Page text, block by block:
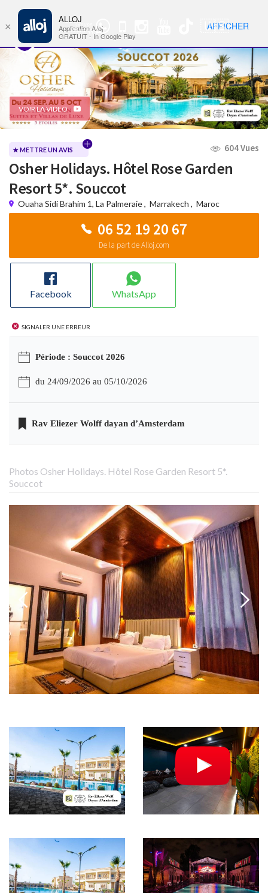
Groupe
WhatsApp
🇺🇸 Nav
VOIR LA VIDEO
★ METTRE UN AVIS 604 Vues
Osher Holidays. Hôtel Rose Garden
Resort 5*. Souccot
Ouaha Sidi Brahim 1, La Palmeraie, Marrakech , Maroc
06 52 19 20 67
De la part de Alloj.com
Facebook WhatsApp
Signaler une erreur
Période : Souccot 2026
du 24/09/2026 au 05/10/2026
Rav Eliezer Wolff dayan d’Amsterdam
Photos Osher Holidays. Hôtel Rose Garden Resort 5*.
Souccot
×
ALLOJ
Application Alloj
GRATUIT - In Google Play
AFFICHER